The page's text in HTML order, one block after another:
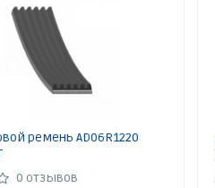
ремень AD06R1220
0 отзывов